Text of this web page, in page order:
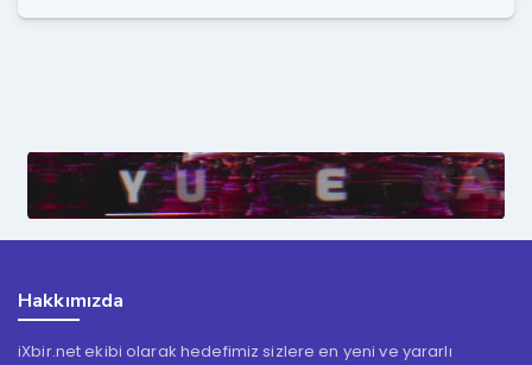
Hakkımızda
iXbir.net ekibi olarak hedefimiz sizlere en yeni ve yararlı